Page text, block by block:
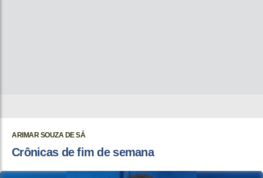
ARIMAR SOUZA DE SÁ
Crônicas de fim de semana